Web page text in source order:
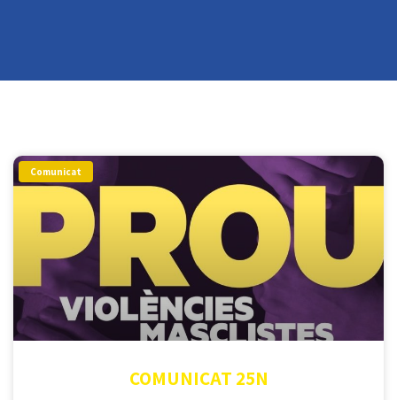
Comunicat
COMUNICAT 25N